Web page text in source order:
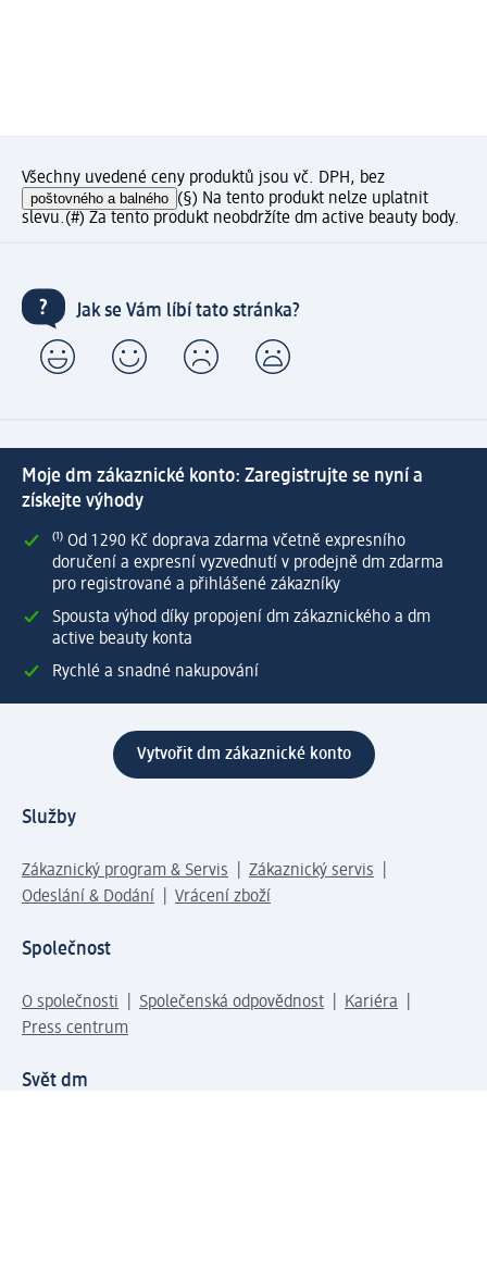
Všechny uvedené ceny produktů jsou vč. DPH, bez
poštovného a balného (§) Na tento produkt nelze uplatnit
slevu.(#) Za tento produkt neobdržíte dm active beauty body.
Jak se Vám líbí tato stránka?
Moje dm zákaznické konto: Zaregistrujte se nyní a
získejte výhody
⁽¹⁾ Od 1 290 Kč doprava zdarma včetně expresního
doručení a expresní vyzvednutí v prodejně dm zdarma
pro registrované a přihlášené zákazníky
Spousta výhod díky propojení dm zákaznického a dm
active beauty konta
Rychlé a snadné nakupování
Vytvořit dm zákaznické konto
Služby
Zákaznický program & Servis
Zákaznický servis
Odeslání & Dodání
Vrácení zboží
Společnost
O společnosti Společenská odpovědnost
Kariéra
Press centrum
Svět dm